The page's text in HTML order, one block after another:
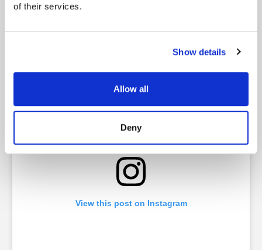
of their services.
Show details
Allow all
Deny
2-5. 鬼押出園
View this post on Instagram